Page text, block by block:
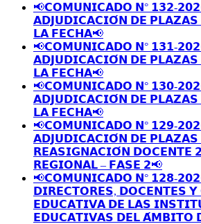
📢𝗖𝗢𝗠𝗨𝗡𝗜𝗖𝗔𝗗𝗢 𝗡° 𝟭𝟯𝟮-
𝗔𝗗𝗝𝗨𝗗𝗜𝗖𝗔𝗖𝗜𝗢́𝗡 𝗗𝗘
𝗟𝗔 𝗙𝗘𝗖𝗛𝗔📢
📢𝗖𝗢𝗠𝗨𝗡𝗜𝗖𝗔𝗗𝗢 𝗡° 𝟭𝟯𝟭-
𝗔𝗗𝗝𝗨𝗗𝗜𝗖𝗔𝗖𝗜𝗢́𝗡 𝗗𝗘
𝗟𝗔 𝗙𝗘𝗖𝗛𝗔📢
📢𝗖𝗢𝗠𝗨𝗡𝗜𝗖𝗔𝗗𝗢 𝗡° 𝟭𝟯𝟬-
𝗔𝗗𝗝𝗨𝗗𝗜𝗖𝗔𝗖𝗜𝗢́𝗡 𝗗𝗘
𝗟𝗔 𝗙𝗘𝗖𝗛𝗔📢
📢𝗖𝗢𝗠𝗨𝗡𝗜𝗖𝗔𝗗𝗢 𝗡° 𝟭𝟮𝟵-
𝗔𝗗𝗝𝗨𝗗𝗜𝗖𝗔𝗖𝗜𝗢́𝗡 𝗗𝗘 𝗣𝗟𝗔𝗭𝗔𝗦
𝗥𝗘𝗔𝗦𝗜𝗚𝗡𝗔𝗖𝗜𝗢́𝗡 𝗗𝗢𝗖𝗘𝗡𝗧𝗘
𝗥𝗘𝗚𝗜𝗢𝗡𝗔𝗟 – 𝗙𝗔𝗦𝗘 𝟮📢
📢𝗖𝗢𝗠𝗨𝗡𝗜𝗖𝗔𝗗𝗢 𝗡° 𝟭𝟮𝟴-
𝗗𝗜𝗥𝗘𝗖𝗧𝗢𝗥𝗘𝗦, 𝗗𝗢𝗖𝗘𝗡𝗧𝗘𝗦
𝗘𝗗𝗨𝗖𝗔𝗧𝗜𝗩𝗔 𝗗𝗘 𝗟𝗔𝗦
𝗘𝗗𝗨𝗖𝗔𝗧𝗜𝗩𝗔𝗦 𝗗𝗘𝗟 𝗔́𝗠𝗕𝗜𝗧𝗢